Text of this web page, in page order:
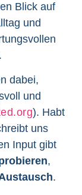
Blick auf
und
dabei,
und
). Habt
uns
Input gibt
,
.